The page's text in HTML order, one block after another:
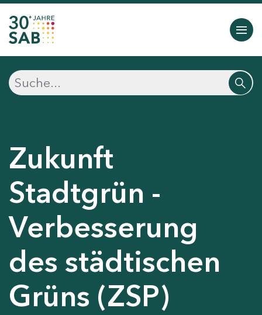
Zukunft
Stadtgrün -
Verbesserung
des städtischen
Grüns (ZSP)